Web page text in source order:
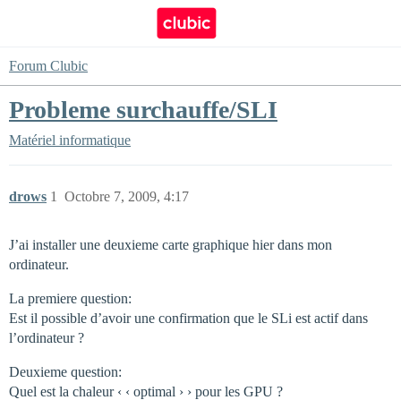
Forum Clubic
Probleme surchauffe/SLI
Matériel informatique
drows Octobre 7, 2009, 4:17
1
J’ai installer une deuxieme carte graphique hier dans mon
ordinateur.
La premiere question:
Est il possible d’avoir une confirmation que le SLi est actif dans
l’ordinateur ?
Deuxieme question:
Quel est la chaleur ‹ ‹ optimal › › pour les GPU ?